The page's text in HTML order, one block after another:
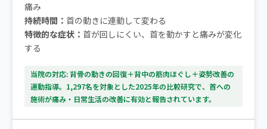
痛み
持続時間： 首の動きに連動して変わる
特徴的な症状： 首が回しにくい、首を動かすと痛みが変化
する
当院の対応: 背骨の動きの回復＋背中の筋肉ほぐし＋姿勢改善の
運動指導。1,297名を対象とした2025年の比較研究で、首への
施術が痛み・日常生活の改善に有効と報告されています。